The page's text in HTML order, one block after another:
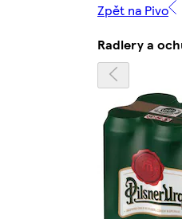
Zpět na Pivo
Radlery a